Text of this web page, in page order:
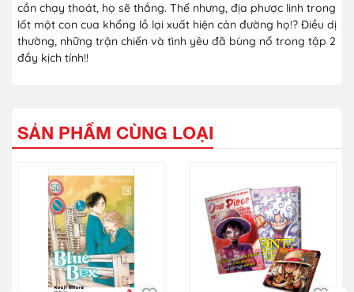
cần chạy thoát, họ sẽ thắng. Thế nhưng, địa phược linh trong
lốt một con cua khổng lồ lại xuất hiện cản đường họ!? Điều dị
thường, những trận chiến và tình yêu đã bùng nổ trong tập 2
đầy kịch tính!!
SẢN PHẨM CÙNG LOẠI